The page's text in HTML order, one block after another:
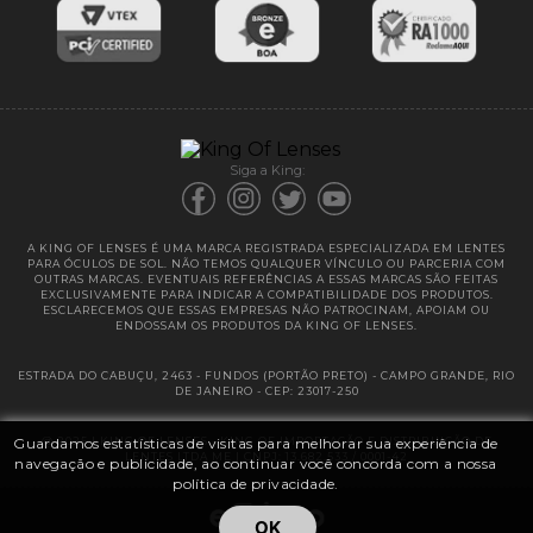
Guardamos estatísticas de visitas para melhorar sua experiência de
navegação e publicidade, ao continuar você concorda com a nossa
política de privacidade.
OK
Entregas
Siga a King:
A KING OF LENSES É UMA MARCA REGISTRADA ESPECIALIZADA EM LENTES
PARA ÓCULOS DE SOL. NÃO TEMOS QUALQUER VÍNCULO OU PARCERIA COM
OUTRAS MARCAS. EVENTUAIS REFERÊNCIAS A ESSAS MARCAS SÃO FEITAS
EXCLUSIVAMENTE PARA INDICAR A COMPATIBILIDADE DOS PRODUTOS.
ESCLARECEMOS QUE ESSAS EMPRESAS NÃO PATROCINAM, APOIAM OU
ENDOSSAM OS PRODUTOS DA KING OF LENSES.
ESTRADA DO CABUÇU, 2463 - FUNDOS (PORTÃO PRETO) - CAMPO GRANDE, RIO
DE JANEIRO - CEP: 23017-250
@ 2025 | KING OF LENSES - KING OF IMPORTAÇÃO E DISTRIBUIÇÃO DE
LENTES LTDA ME | CNPJ: 13.682.533 / 0001-42